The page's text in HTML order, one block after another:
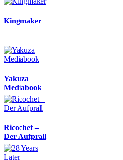
Kingmaker
Yakuza
Mediabook
Ricochet –
Der Aufprall